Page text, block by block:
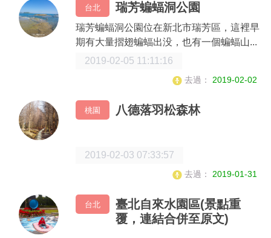
台北 瑞芳蝙蝠洞公園
瑞芳蝙蝠洞公園位在新北市瑞芳區，這裡早
期有大量摺翅蝙蝠出没，也有一個蝙蝠山...
2019-02-05 11:11:16
去過： 2019-02-02
桃園 八德落羽松森林
2019-02-03 07:33:57
去過： 2019-01-31
台北
臺北自來水園區(景點重
覆，連結合併至原文)